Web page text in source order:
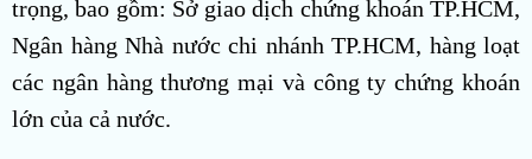
trọng, bao gồm: Sở giao dịch chứng khoán TP.HCM,
Ngân hàng Nhà nước chi nhánh TP.HCM, hàng loạt
các ngân hàng thương mại và công ty chứng khoán
lớn của cả nước.